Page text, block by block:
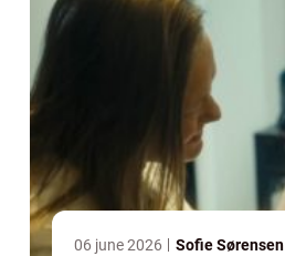
06 june 2026 Sofie Sørensen